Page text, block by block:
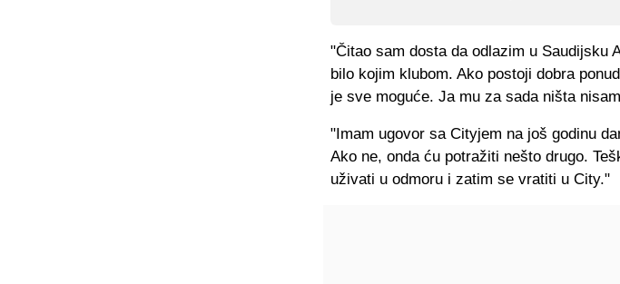
"Čitao sam dosta da odlazim u Saudijsku
bilo kojim klubom. Ako postoji dobra
je sve moguće. Ja mu za sada ništa
"Imam ugovor sa Cityjem na još godinu
Ako ne, onda ću potražiti nešto drugo.
uživati u odmoru i zatim se vratiti u City."